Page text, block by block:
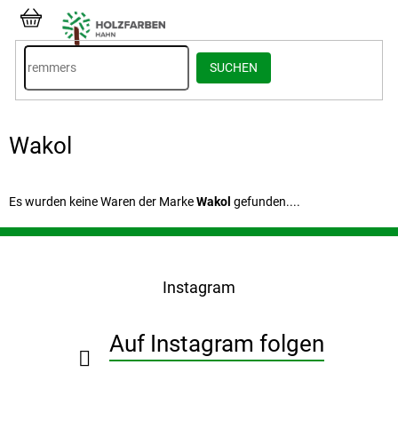
Inhalt
springen
SUCHEN
WARENKORB
Wakol
Es wurden keine Waren der MarkeWakol gefunden....
F
Instagram
Auf Instagram folgen